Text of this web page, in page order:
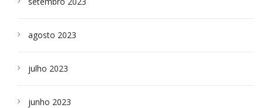
agosto 2023
julho 2023
junho 2023